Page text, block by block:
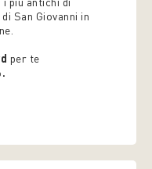
San Giovanni in
per te